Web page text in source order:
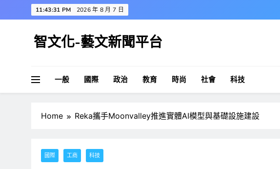
to
11:43:32 PM 2026 年 8 月 7 日
智文化-藝文新聞平台
一般 國際 政治 教育 時尚 社會 科技
Home Reka攜手Moonvalley推進實體AI模型與基礎設施建設
國際 工商 科技